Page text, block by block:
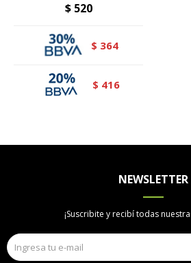
$ 520
$ 364
$ 416
NEWSLETTER
¡Suscribite y recibí todas